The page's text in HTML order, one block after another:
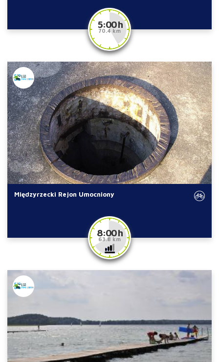
5:00 h
70.4 km
Międzyrzecki Rejon Umocniony
8:00 h
63.8 km